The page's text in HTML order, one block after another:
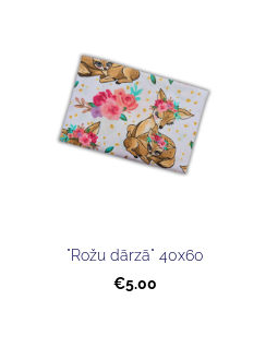
"Rožu dārzā" 40x60
€5.00